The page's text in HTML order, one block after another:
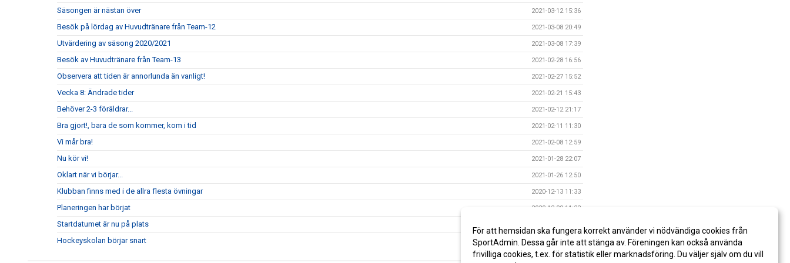
Säsongen är nästan över 2021-03-12 15:36
Besök på lördag av Huvudtränare från Team-12 2021-03-08 20:49
Utvärdering av säsong 2020/2021 2021-03-08 17:39
Besök av Huvudtränare från Team-13 2021-02-28 16:56
Observera att tiden är annorlunda än vanligt! 2021-02-27 15:52
Vecka 8: Ändrade tider 2021-02-21 15:43
Behöver 2-3 föräldrar... 2021-02-12 21:17
Bra gjort!, bara de som kommer, kom i tid 2021-02-11 11:30
Vi mår bra! 2021-02-08 12:59
Nu kör vi! 2021-01-28 22:07
Oklart när vi börjar... 2021-01-26 12:50
Klubban finns med i de allra flesta övningar 2020-12-13 11:33
Planeringen har börjat 2020-12-09 11:32
Startdatumet är nu på plats
Hockeyskolan börjar snart 2020-11-25 12:52
För att hemsidan ska fungera korrekt använder vi nödvändiga cookies från
SportAdmin. Dessa går inte att stänga av. Föreningen kan också använda
frivilliga cookies, t.ex. för statistik eller marknadsföring. Du väljer själv om du vill